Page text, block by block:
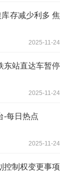
存减少利多 焦
2025-11-24
东站直达车暂停
2025-11-24
-每日热点
2025-11-24
控制权变更事项